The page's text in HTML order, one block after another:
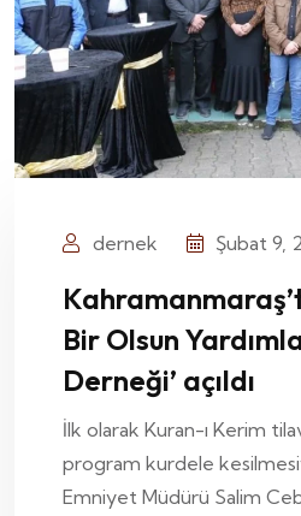
dernek Şubat 9,
Bir Olsun
Derneği’ açıldı
İlk olarak Kuran-ı Kerim
program kurdele
Emniyet Müdürü Salim